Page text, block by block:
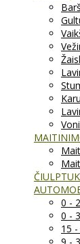
0 -
0 -
15
9 -